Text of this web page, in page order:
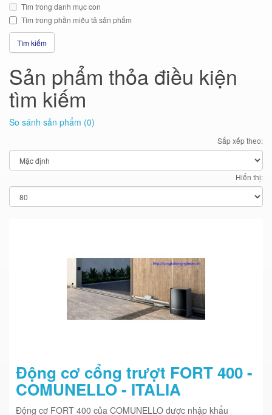
Tìm trong danh mục con
Tìm trong phần miêu tả sản phẩm
Sản phẩm thỏa điều kiện
tìm kiếm
So sánh sản phẩm (0)
Sắp xếp theo:
Hiển thị:
Động cơ cổng trượt FORT 400 -
COMUNELLO - ITALIA
Động cơ FORT 400 của COMUNELLO được nhập khẩu